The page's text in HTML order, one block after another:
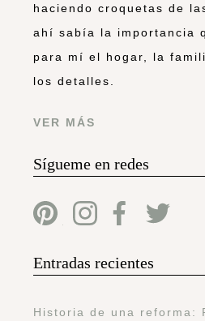
haciendo croquetas de
ahí sabía la importancia
para mí el hogar, la
los detalles.
VER MÁS
Sígueme en redes
Entradas recientes
Historia de una reforma: